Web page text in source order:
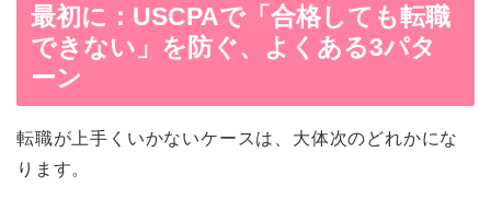
最初に：USCPAで「合格しても転職
できない」を防ぐ、よくある3パタ
ーン
転職が上手くいかないケースは、大体次のどれかにな
ります。